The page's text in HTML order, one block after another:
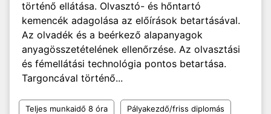
történő ellátása. Olvasztó- és hőntartó
kemencék adagolása az előírások betartásával.
Az olvadék és a beérkező alapanyagok
anyagösszetételének ellenőrzése. Az olvasztási
és fémellátási technológia pontos betartása.
Targoncával történő...
Teljes munkaidő 8 óra Pályakezdő/friss diplomás